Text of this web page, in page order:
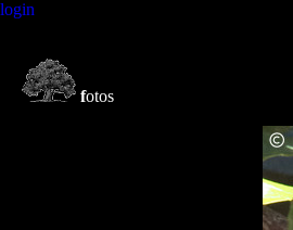
login
fotos